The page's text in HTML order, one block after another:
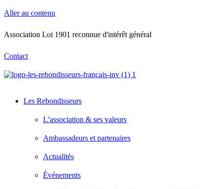
Aller au contenu
Association Loi 1901 reconnue d'intérêt général
Contact
Les Rebondisseurs
L’association & ses valeurs
Ambassadeurs et partenaires
Actualités
Événements